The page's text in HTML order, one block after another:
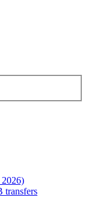
2026)
transfers